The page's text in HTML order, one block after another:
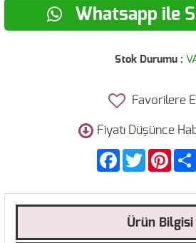
Whatsapp ile
Stok Durumu :
Favorilere
Fiyatı Düşünce
FacebookTwitter
Ürün Bilgisi